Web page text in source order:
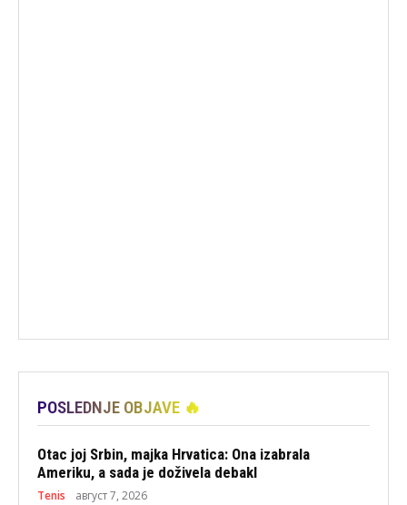
POSLEDNJE OBJAVE 🔥
Otac joj Srbin, majka Hrvatica: Ona izabrala
Ameriku, a sada je doživela debakl
Tenis август 7, 2026